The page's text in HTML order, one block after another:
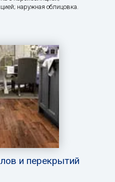
наружная облицовка.
и перекрытий